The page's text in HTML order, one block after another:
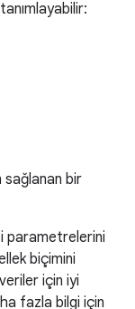
sağlanan bir
parametrelerini
biçimini
için iyi
fazla bilgi için